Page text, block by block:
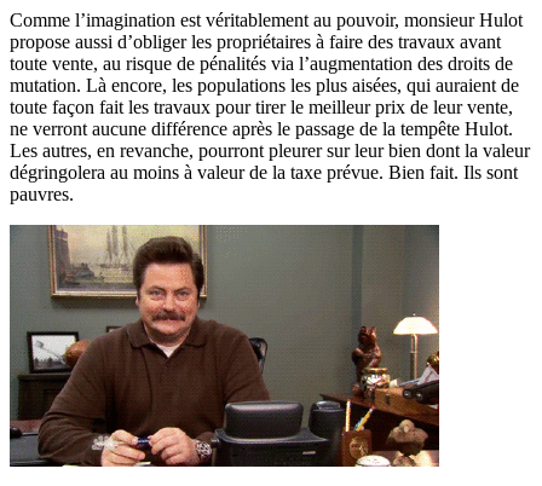
Comme l’imagination est véritablement au pouvoir, monsieur Hulot
propose aussi d’obliger les propriétaires à faire des travaux avant
toute vente, au risque de pénalités via l’augmentation des droits de
mutation. Là encore, les populations les plus aisées, qui auraient de
toute façon fait les travaux pour tirer le meilleur prix de leur vente,
ne verront aucune différence après le passage de la tempête Hulot.
Les autres, en revanche, pourront pleurer sur leur bien dont la valeur
dégringolera au moins à valeur de la taxe prévue. Bien fait. Ils sont
pauvres.